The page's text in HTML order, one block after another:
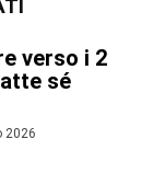
verso i 2
sé
2026